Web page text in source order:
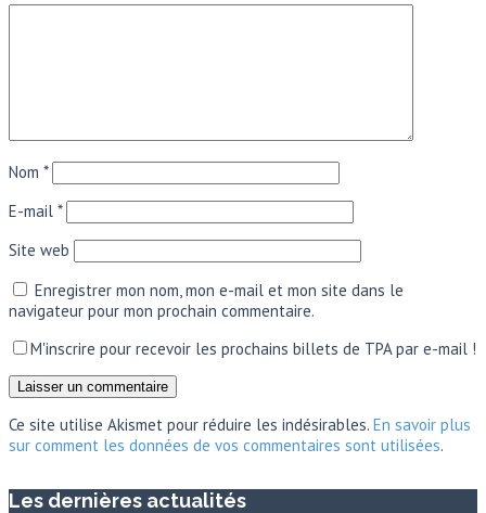
Nom *
E-mail *
Site web
Enregistrer mon nom, mon e-mail et mon site dans le
navigateur pour mon prochain commentaire.
M'inscrire pour recevoir les prochains billets de TPA par e-mail !
Ce site utilise Akismet pour réduire les indésirables. En savoir plus
sur comment les données de vos commentaires sont utilisées.
Les dernières actualités